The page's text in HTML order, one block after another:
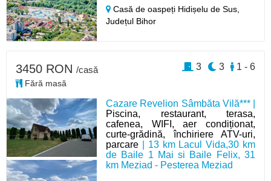
Casă de oaspeți Hidișelu de Sus,
Județul Bihor
Cazare Revelion Sâmbăta Vilă*** |
Piscina, restaurant, terasa,
cafenea, WIFI, aer condiționat,
curte-grădină, închiriere ATV-uri,
parcare | 13 km Lacul Vida,30 km
de Baile 1 Mai si Baile Felix, 31
km Meziad - Pesterea Meziad
3450 RON /casă
Fără masă
1 - 6
3
3